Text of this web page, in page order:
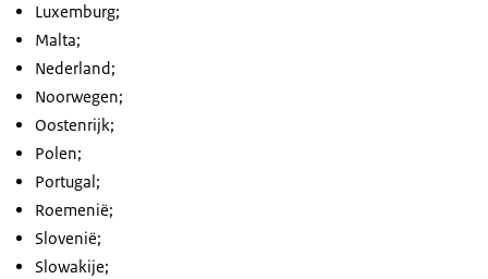
Luxemburg;
Malta;
Nederland;
Noorwegen;
Oostenrijk;
Polen;
Portugal;
Roemenië;
Slovenië;
Slowakije;